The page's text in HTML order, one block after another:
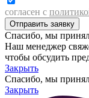
согласен с
Спасибо, мы
Наш менеджер
чтобы обсудить
Закрыть
Спасибо, мы
Закрыть